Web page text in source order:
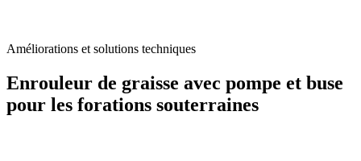
Améliorations et solutions techniques
Enrouleur de graisse avec pompe et buse
pour les forations souterraines